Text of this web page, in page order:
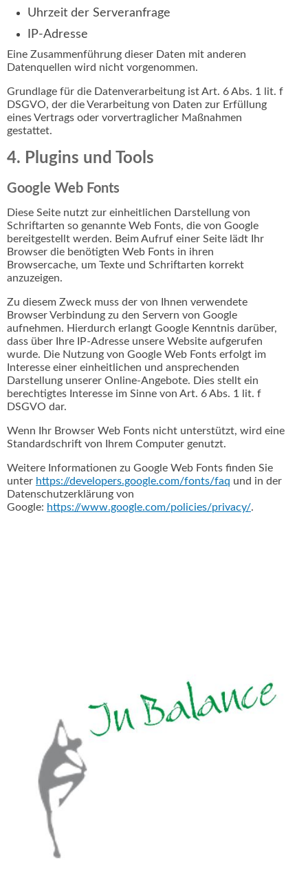
Uhrzeit der Serveranfrage
IP-Adresse
Eine Zusammenführung dieser Daten mit anderen
Datenquellen wird nicht vorgenommen.
Grundlage für die Datenverarbeitung ist Art. 6 Abs. 1 lit. f
DSGVO, der die Verarbeitung von Daten zur Erfüllung
eines Vertrags oder vorvertraglicher Maßnahmen
gestattet.
4. Plugins und Tools
Google Web Fonts
Diese Seite nutzt zur einheitlichen Darstellung von
Schriftarten so genannte Web Fonts, die von Google
bereitgestellt werden. Beim Aufruf einer Seite lädt Ihr
Browser die benötigten Web Fonts in ihren
Browsercache, um Texte und Schriftarten korrekt
anzuzeigen.
Zu diesem Zweck muss der von Ihnen verwendete
Browser Verbindung zu den Servern von Google
aufnehmen. Hierdurch erlangt Google Kenntnis darüber,
dass über Ihre IP-Adresse unsere Website aufgerufen
wurde. Die Nutzung von Google Web Fonts erfolgt im
Interesse einer einheitlichen und ansprechenden
Darstellung unserer Online-Angebote. Dies stellt ein
berechtigtes Interesse im Sinne von Art. 6 Abs. 1 lit. f
DSGVO dar.
Wenn Ihr Browser Web Fonts nicht unterstützt, wird eine
Standardschrift von Ihrem Computer genutzt.
Weitere Informationen zu Google Web Fonts finden Sie
unter https://developers.google.com/fonts/faq und in der
Datenschutzerklärung von
Google: https://www.google.com/policies/privacy/.